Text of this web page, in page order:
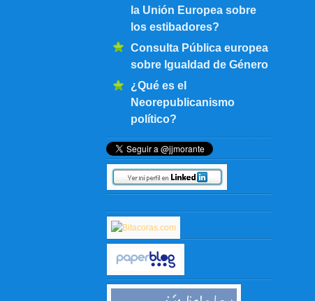
la Unión Europea sobre
los estibadores?
Consulta Pública europea
sobre Igualdad de Género
¿Qué es el
Neorepublicanismo
político?